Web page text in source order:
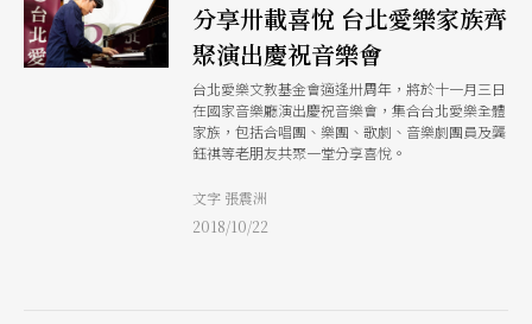
分享卅載喜悅 台北愛樂家族齊
聚演出慶祝音樂會
台北愛樂文教基金會適逢卅周年，將於十一月三日
在國家音樂廳演出慶祝音樂會，集合台北愛樂全體
家族，包括合唱團、樂團、歌劇、音樂劇團員及龔
鈺祺等老朋友共聚一堂分享喜悅。
文字 張震洲
2018/10/22